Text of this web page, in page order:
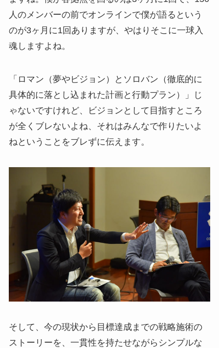
人のメンバーの前でオンラインで僕が語るという
のが3ヶ月に1回ありますが、やはりそこに一球入
魂しますよね。
「ロマン（夢やビジョン）とソロバン（徹底的に
具体的に落とし込まれた計画と行動プラン）」じ
ゃないですけれど、ビジョンとして目指すところ
が全くブレないよね、それはみんなで作りたいよ
ねということをブレずに伝えます。
そして、今の現状から目標達成までの戦略施術の
ストーリーを、一貫性を持たせながらシンプルな